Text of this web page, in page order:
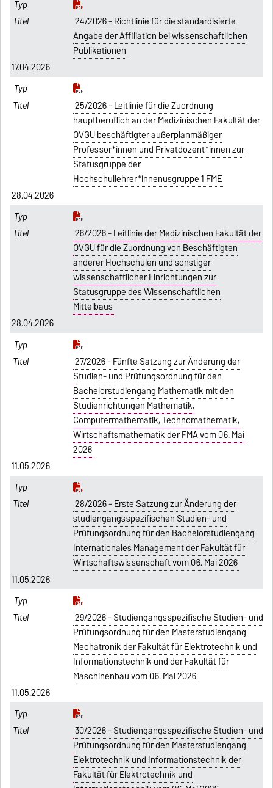
24/2026 - Richtlinie für die standardisierte
Angabe der Affiliation bei wissenschaftlichen
Publikationen
17.04.2026
25/2026 - Leitlinie für die Zuordnung
hauptberuflich an der Medizinischen Fakultät der
OVGU beschäftigter außerplanmäßiger
Professor*innen und Privatdozent*innen zur
Statusgruppe der
Hochschullehrer*innenusgruppe 1 FME
28.04.2026
26/2026 - Leitlinie der Medizinischen Fakultät der
OVGU für die Zuordnung von Beschäftigten
anderer Hochschulen und sonstiger
wissenschaftlicher Einrichtungen zur
Statusgruppe des Wissenschaftlichen
Mittelbaus
28.04.2026
27/2026 - Fünfte Satzung zur Änderung der
Studien- und Prüfungsordnung für den
Bachelorstudiengang Mathematik mit den
Studienrichtungen Mathematik,
Computermathematik, Technomathematik,
Wirtschaftsmathematik der FMA vom 06. Mai
2026
11.05.2026
28/2026 - Erste Satzung zur Änderung der
studiengangsspezifischen Studien- und
Prüfungsordnung für den Bachelorstudiengang
Internationales Management der Fakultät für
Wirtschaftswissenschaft vom 06. Mai 2026
11.05.2026
29/2026 - Studiengangsspezifische Studien- und
Prüfungsordnung für den Masterstudiengang
Mechatronik der Fakultät für Elektrotechnik und
Informationstechnik und der Fakultät für
Maschinenbau vom 06. Mai 2026
11.05.2026
30/2026 - Studiengangsspezifische Studien- und
Prüfungsordnung für den Masterstudiengang
Elektrotechnik und Informationstechnik der
Fakultät für Elektrotechnik und